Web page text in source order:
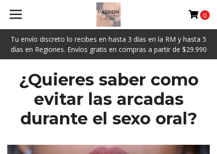
Tu envío discreto lo recibes en hasta 3 días en la RM y hasta 5
días en Regiones. Envíos gratis en compras a partir de $29.990
0
¿Quieres saber como
evitar las arcadas
durante el sexo oral?